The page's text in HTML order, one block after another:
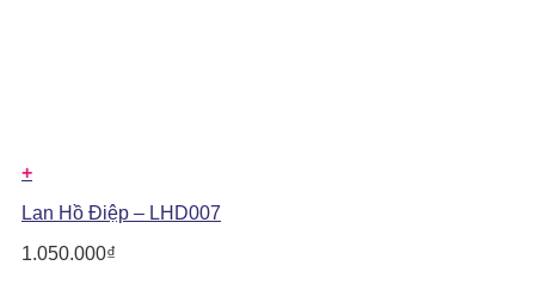
+
Lan Hồ Điệp – LHD007
1.050.000₫